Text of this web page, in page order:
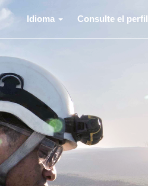
Idioma Consulte el perfil